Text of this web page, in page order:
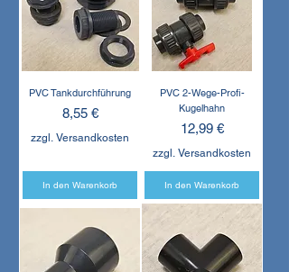
PVC Tankdurchführung
Preis
8,55 €
zzgl. Versandkosten
In den Warenkorb
PVC 2-Wege-Profi-
Kugelhahn
Preis
12,99 €
zzgl. Versandkosten
In den Warenkorb